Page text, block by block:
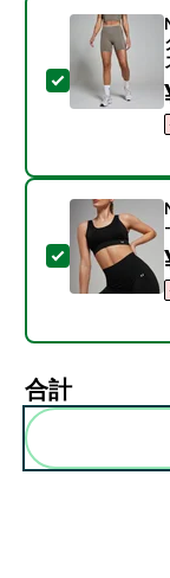
この商品
この商品
合計